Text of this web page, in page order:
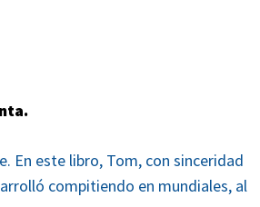
En este libro, Tom, con sinceridad
compitiendo en mundiales, al